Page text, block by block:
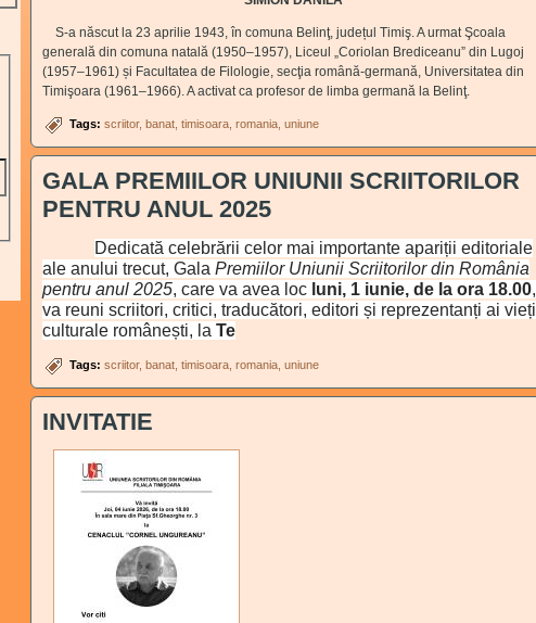
S-a născut la 23 aprilie 1943, în comuna Belinţ, județul Timiş. A urmat Şcoala
generală din comuna natală (1950–1957), Liceul „Coriolan Brediceanu” din Lugoj
(1957–1961) și Facultatea de Filologie, secţia română-germană, Universitatea din
Timişoara (1961–1966). A activat ca profesor de limba germană la Belinţ.
Tags: scriitor banat timisoara romania uniune
GALA PREMIILOR UNIUNII SCRIITORILOR
PENTRU ANUL 2025
Dedicată celebrării celor mai importante apariții editoriale
ale anului trecut, Gala Premiilor Uniunii Scriitorilor din România
pentru anul 2025, care va avea loc luni, 1 iunie, de la ora 18.00,
va reuni scriitori, critici, traducători, editori și reprezentanți ai
culturale românești, la Te
Tags: scriitor banat timisoara romania uniune
INVITATIE